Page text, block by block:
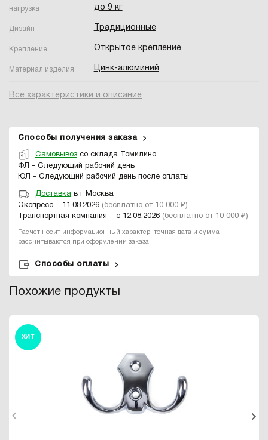
нагрузка
до 9 кг
Дизайн Традиционные
Крепление Открытое крепление
Материал изделия Цинк-алюминий
Все характеристики и описание
Способы получения заказа
Самовывоз со склада Томилино
ФЛ - Следующий рабочий день
ЮЛ - Следующий рабочий день после оплаты
Доставка в г Москва
Экспресс – 11.08.2026 (бесплатно от 10 000 ₽)
Транспортная компания – с 12.08.2026 (бесплатно от 10 000 ₽)
Расчет носит информационный характер, точная дата и сумма
рассчитываются при оформлении заказа.
Способы оплаты
Похожие продукты
ХИТ